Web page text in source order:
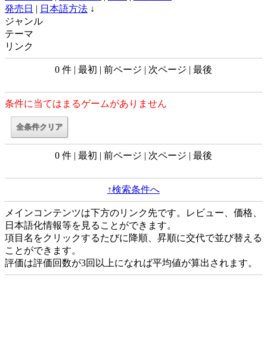
発売日 | 日本語方法 ↓
ジャンル
テーマ
リンク
0 件 | 最初 | 前ページ | 次ページ | 最後
条件に当てはまるゲームがありません
0 件 | 最初 | 前ページ | 次ページ | 最後
↑検索条件へ
メインコンテンツは下方のリンク先です。レビュー、価格、
日本語化情報等を見ることができます。
項目名をクリックするたびに降順、昇順に交代で並び替える
ことができます。
評価は評価回数が3回以上になれば平均値が算出されます。